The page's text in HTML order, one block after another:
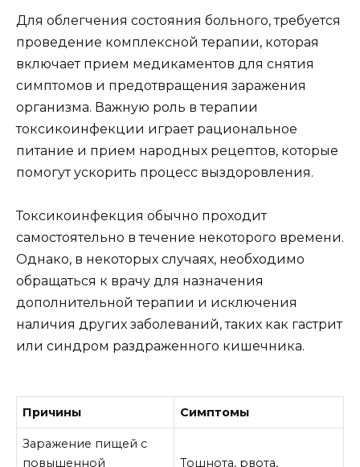
Для облегчения состояния больного, требуется
проведение комплексной терапии, которая
включает прием медикаментов для снятия
симптомов и предотвращения заражения
организма. Важную роль в терапии
токсикоинфекции играет рациональное
питание и прием народных рецептов, которые
помогут ускорить процесс выздоровления.
Токсикоинфекция обычно проходит
самостоятельно в течение некоторого времени.
Однако, в некоторых случаях, необходимо
обращаться к врачу для назначения
дополнительной терапии и исключения
наличия других заболеваний, таких как гастрит
или синдром раздраженного кишечника.
Причины Симптомы
Заражение пищей с
повышенной
Тошнота, рвота,